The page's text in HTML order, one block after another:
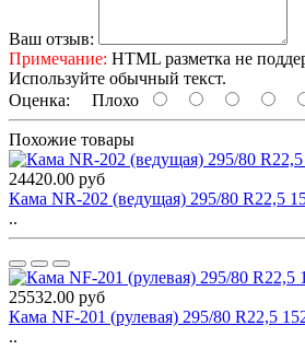
Ваш отзыв:
Примечание: HTML разметка не
Используйте обычный текст.
Оценка: Плохо
Похожие товары
24420.00 руб
Кама NR-202 (ведущая) 295/80 R22,5
..
25532.00 руб
Кама NF-201 (рулевая) 295/80 R22,5
..